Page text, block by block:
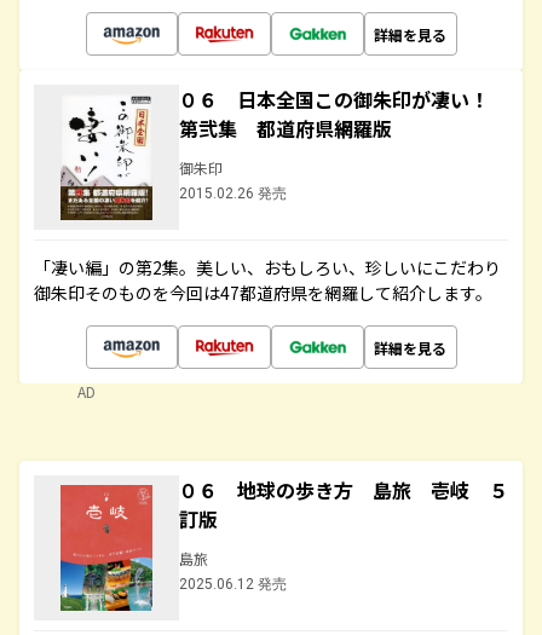
詳細を見る
０６ 日本全国この御朱印が凄い！
第弐集 都道府県網羅版
御朱印
2015.02.26 発売
「凄い編」の第2集。美しい、おもしろい、珍しいにこだわり
御朱印そのものを今回は47都道府県を網羅して紹介します。
詳細を見る
AD
０６ 地球の歩き方 島旅 壱岐 ５
訂版
島旅
2025.06.12 発売